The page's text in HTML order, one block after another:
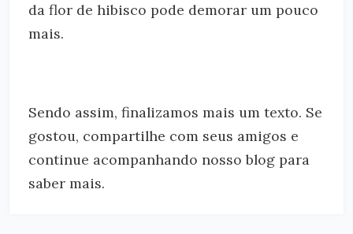
da flor de hibisco pode demorar um pouco
mais.
Sendo assim, finalizamos mais um texto. Se
gostou, compartilhe com seus amigos e
continue acompanhando nosso blog para
saber mais.